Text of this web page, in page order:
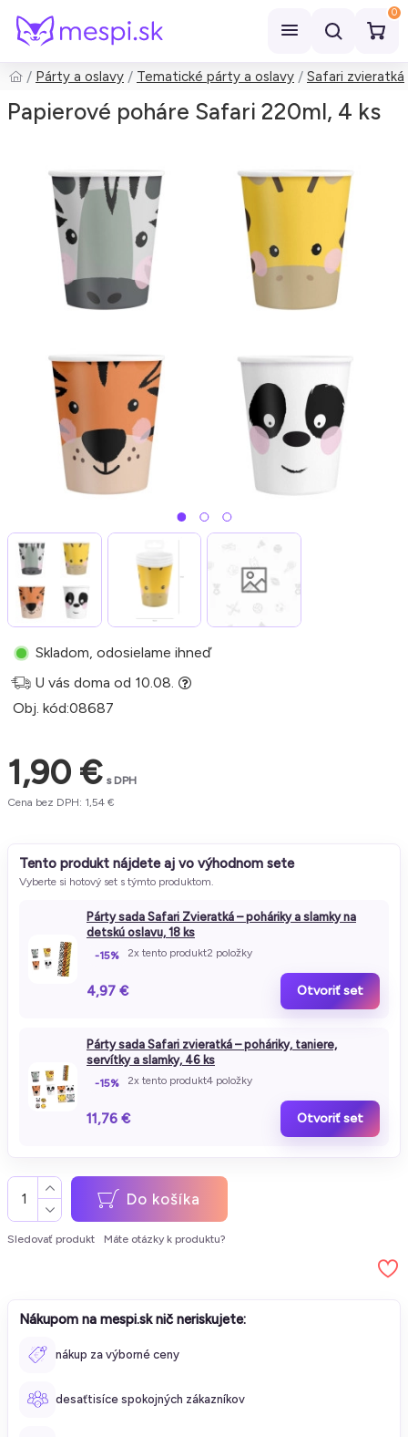
0
Hľadať
Párty a oslavy Tematické párty a oslavy Safari zvieratká
Papierové poháre Safari 220ml, 4 ks
1,90 € s DPH
Cena bez DPH: 1,54 €
Skladom, odosielame ihneď
U vás doma od 10.08.
Obj. kód:08687
Tento produkt nájdete aj vo výhodnom sete
Vyberte si hotový set s týmto produktom.
Párty sada Safari Zvieratká – poháriky a slamky na
detskú oslavu, 18 ks
-15% 2x tento produkt2 položky
4,97 € Otvoriť set
Párty sada Safari zvieratká – poháriky, taniere,
servítky a slamky, 46 ks
-15% 2x tento produkt4 položky
11,76 € Otvoriť set
Do košíka
Sledovať produkt Máte otázky k produktu?
Nákupom na mespi.sk nič neriskujete:
nákup za výborné ceny
desaťtisíce spokojných zákazníkov